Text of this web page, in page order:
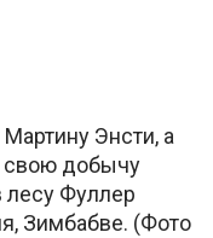
Энсти, а
свою добычу
лесу Фуллер
Зимбабве. (Фото